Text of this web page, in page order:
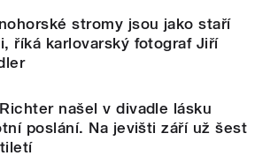
stromy jsou jako staří
říká karlovarský fotograf Jiří
našel v divadle lásku
poslání. Na jevišti září už šest